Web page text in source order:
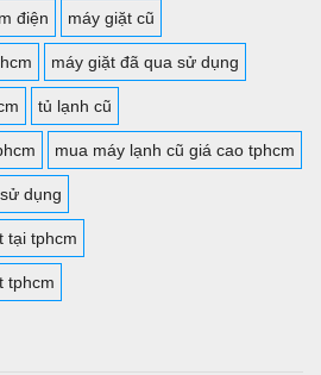
điện máy giặt cũ
máy giặt đã qua sử dụng
tủ lạnh cũ
mua máy lạnh cũ giá cao tphcm
dụng
tại tphcm
tphcm